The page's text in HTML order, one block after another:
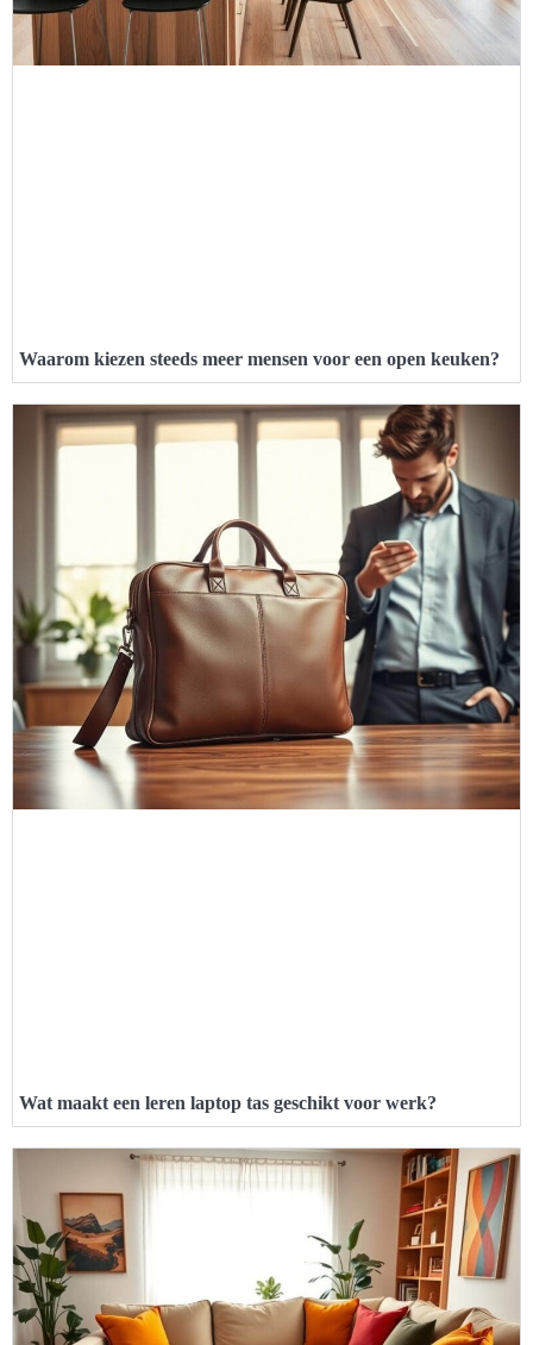
Waarom kiezen steeds meer mensen voor een open keuken?
Wat maakt een leren laptop tas geschikt voor werk?